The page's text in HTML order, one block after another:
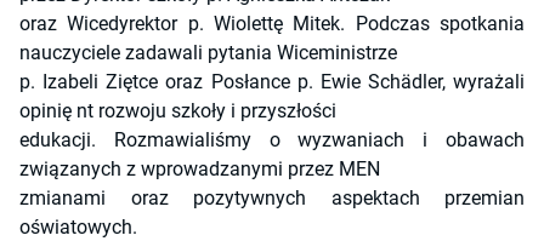
oraz Wicedyrektor p. Wiolettę Mitek. Podczas spotkania
nauczyciele zadawali pytania Wiceministrze
p. Izabeli Ziętce oraz Posłance p. Ewie Schädler, wyrażali
opinię nt rozwoju szkoły i przyszłości
edukacji. Rozmawialiśmy o wyzwaniach i obawach
związanych z wprowadzanymi przez MEN
zmianami oraz pozytywnych aspektach przemian
oświatowych.